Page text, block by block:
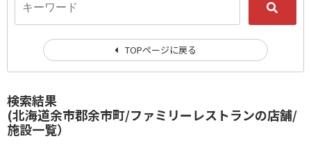
検索結果
(北海道余市郡余市町/ファミリーレストランの店舗/
施設一覧）
TOPページに戻る